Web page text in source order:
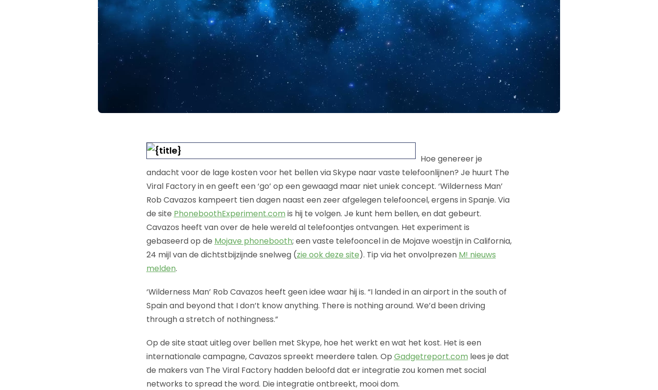
Hoe genereer je
andacht voor de lage kosten voor het bellen via Skype naar vaste telefoonlijnen? Je huurt The
Viral Factory in en geeft een ‘go’ op een gewaagd maar niet uniek concept. ‘Wilderness Man’
Rob Cavazos kampeert tien dagen naast een zeer afgelegen telefooncel, ergens in Spanje. Via
de site PhoneboothExperiment.com is hij te volgen. Je kunt hem bellen, en dat gebeurt.
Cavazos heeft van over de hele wereld al telefoontjes ontvangen. Het experiment is
gebaseerd op de Mojave phonebooth; een vaste telefooncel in de Mojave woestijn in California,
24 mijl van de dichtstbijzijnde snelweg (zie ook deze site). Tip via het onvolprezen M! nieuws
melden.
‘Wilderness Man’ Rob Cavazos heeft geen idee waar hij is. “I landed in an airport in the south of
Spain and beyond that I don’t know anything. There is nothing around. We’d been driving
through a stretch of nothingness.”
Op de site staat uitleg over bellen met Skype, hoe het werkt en wat het kost. Het is een
internationale campagne, Cavazos spreekt meerdere talen. Op Gadgetreport.com lees je dat
de makers van The Viral Factory hadden beloofd dat er integratie zou komen met social
networks to spread the word. Die integratie ontbreekt, mooi dom.